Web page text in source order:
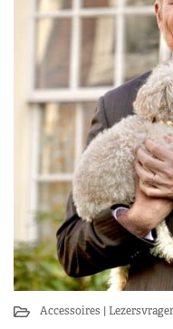
Accessoires